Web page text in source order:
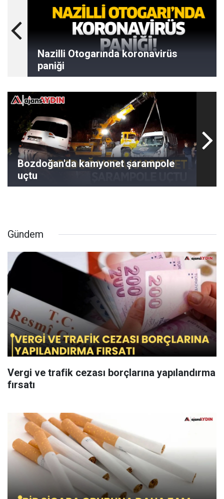
Nazilli Otogarında koronavirüs
paniği
Bozdoğan'da kamyonet şarampole
uçtu
Gündem
Vergi ve trafik cezası borçlarına yapılandırma
fırsatı